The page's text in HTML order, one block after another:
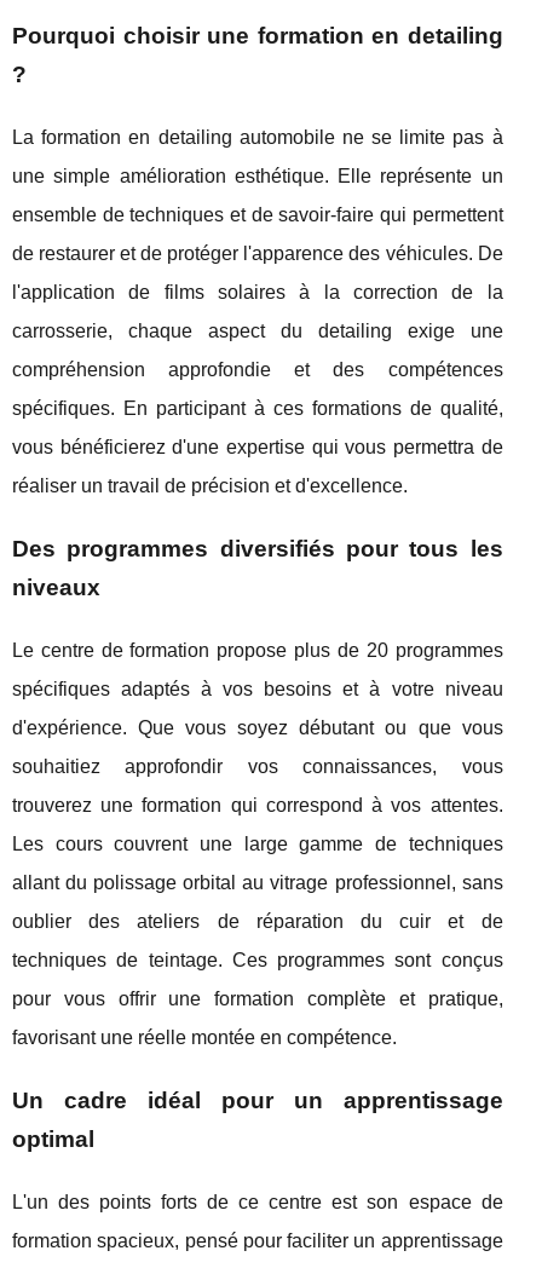
Pourquoi choisir une formation en detailing
?
La formation en detailing automobile ne se limite pas à
une simple amélioration esthétique. Elle représente un
ensemble de techniques et de savoir-faire qui permettent
de restaurer et de protéger l'apparence des véhicules. De
l'application de films solaires à la correction de la
carrosserie, chaque aspect du detailing exige une
compréhension approfondie et des compétences
spécifiques. En participant à ces formations de qualité,
vous bénéficierez d'une expertise qui vous permettra de
réaliser un travail de précision et d'excellence.
Des programmes diversifiés pour tous les
niveaux
Le centre de formation propose plus de 20 programmes
spécifiques adaptés à vos besoins et à votre niveau
d'expérience. Que vous soyez débutant ou que vous
souhaitiez approfondir vos connaissances, vous
trouverez une formation qui correspond à vos attentes.
Les cours couvrent une large gamme de techniques
allant du polissage orbital au vitrage professionnel, sans
oublier des ateliers de réparation du cuir et de
techniques de teintage. Ces programmes sont conçus
pour vous offrir une formation complète et pratique,
favorisant une réelle montée en compétence.
Un cadre idéal pour un apprentissage
optimal
L'un des points forts de ce centre est son espace de
formation spacieux, pensé pour faciliter un apprentissage